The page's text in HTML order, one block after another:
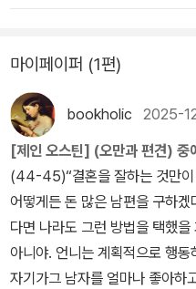
책값도 무척 저렴하구나. 커피
최근에 읽어서 그런 것인가 싶
이 제인 오스틴 탄생 250주년
기념으로 관련된 책들이 많이
이 재출간되었단다. 다시 읽은 <
다. 20여 년 전에 읽었을 때도 이
바로 이야기를 해보자. 1.영국의
넷 부부에게는 다섯 명의 딸이
리, 키티, 리디아가그들이야. 베
새로운 사람이 이사 왔는데, 젊
마이페이퍼 (1편)
bookholic 2025-
[제인 오스틴] (오만과 편견)
(44-45)“결혼을 잘하는 것만이
어떻게든 돈 많은 남편을 구하
다면 나라도 그런 방법을 택했
아니야. 언니는 계획적으로 행
자기가그 남자를 얼마나 좋아하